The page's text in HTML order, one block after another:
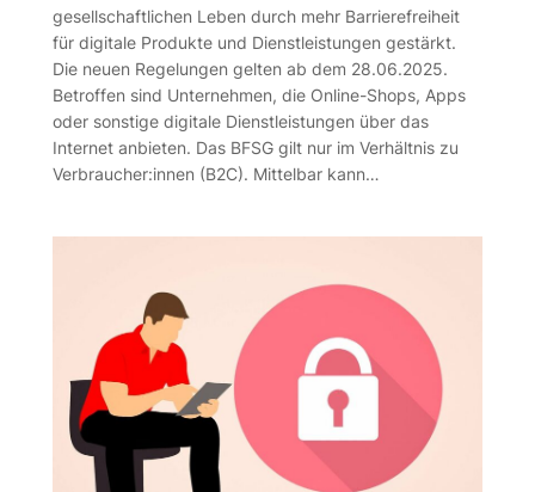
gesellschaftlichen Leben durch mehr Barrierefreiheit
für digitale Produkte und Dienstleistungen gestärkt.
Die neuen Regelungen gelten ab dem 28.06.2025.
Betroffen sind Unternehmen, die Online-Shops, Apps
oder sonstige digitale Dienstleistungen über das
Internet anbieten. Das BFSG gilt nur im Verhältnis zu
Verbraucher:innen (B2C). Mittelbar kann…